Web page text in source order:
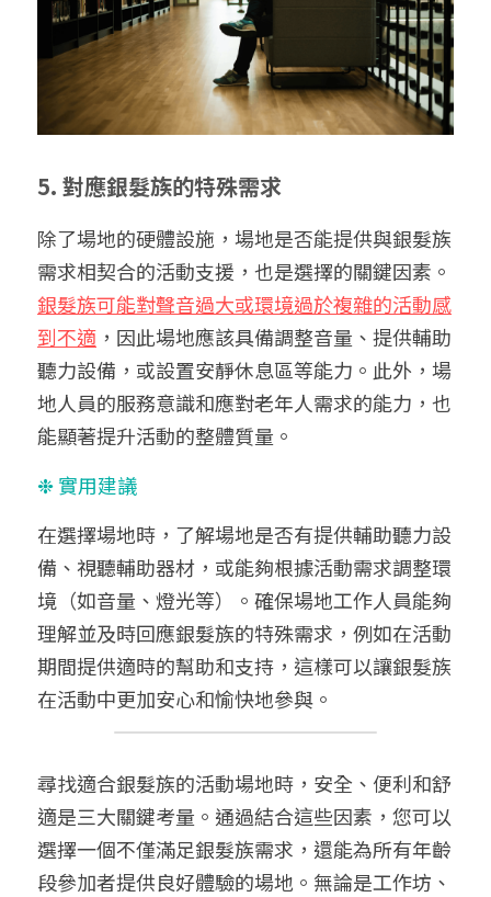
5. 對應銀髮族的特殊需求
除了場地的硬體設施，場地是否能提供與銀髮族
需求相契合的活動支援，也是選擇的關鍵因素。
銀髮族可能對聲音過大或環境過於複雜的活動感
到不適 ，因此場地應該具備調整音量、提供輔助
聽力設備，或設置安靜休息區等能力。此外，場
地人員的服務意識和應對老年人需求的能力，也
能顯著提升活動的整體質量。
❉ 實用建議
在選擇場地時，了解場地是否有提供輔助聽力設
備、視聽輔助器材，或能夠根據活動需求調整環
境（如音量、燈光等）。確保場地工作人員能夠
理解並及時回應銀髮族的特殊需求，例如在活動
期間提供適時的幫助和支持，這樣可以讓銀髮族
在活動中更加安心和愉快地參與。
尋找適合銀髮族的活動場地時，安全、便利和舒
適是三大關鍵考量。通過結合這些因素，您可以
選擇一個不僅滿足銀髮族需求，還能為所有年齡
段參加者提供良好體驗的場地。無論是工作坊、